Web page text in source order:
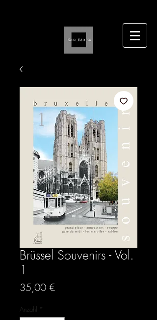
Brüssel Souvenirs - Vol.
1
35,00 €Preis
Anzahl *